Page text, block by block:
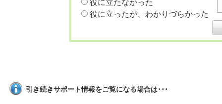
役に立たなかった
役に立ったが、わかりづらかった
引き続きサポート情報をご覧になる場合は･･･